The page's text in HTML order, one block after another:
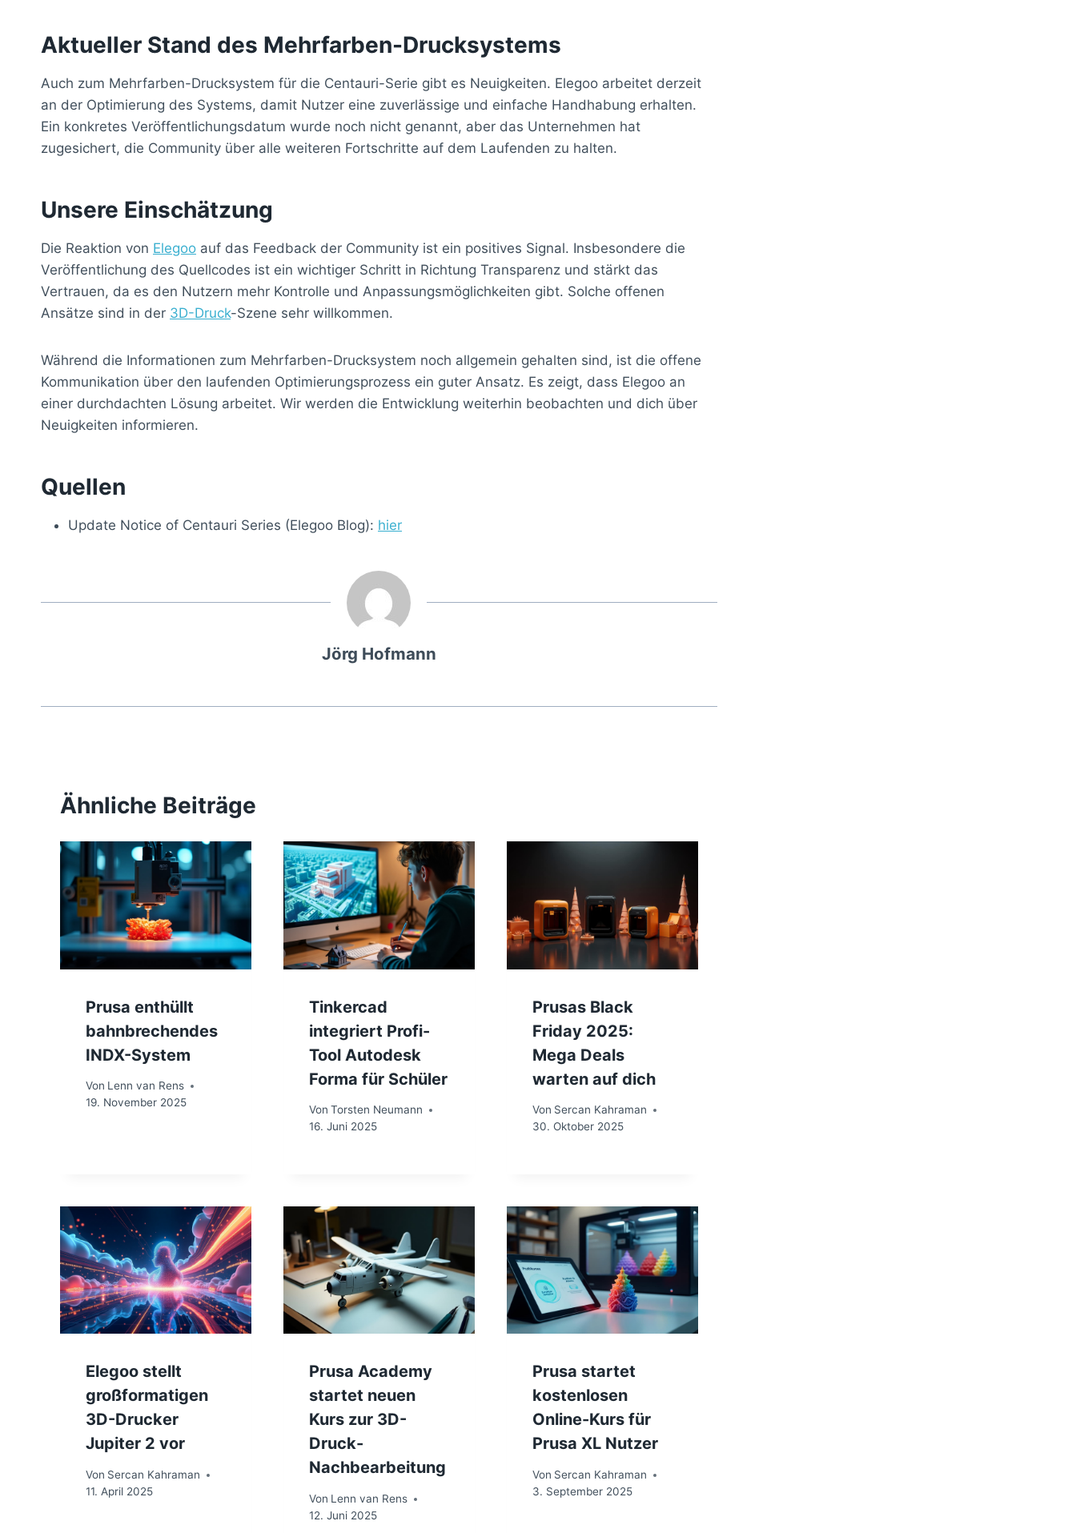
Aktueller Stand des Mehrfarben-Drucksystems
Auch zum Mehrfarben-Drucksystem für die Centauri-Serie gibt es Neuigkeiten. Elegoo arbeitet derzeit
an der Optimierung des Systems, damit Nutzer eine zuverlässige und einfache Handhabung erhalten.
Ein konkretes Veröffentlichungsdatum wurde noch nicht genannt, aber das Unternehmen hat
zugesichert, die Community über alle weiteren Fortschritte auf dem Laufenden zu halten.
Unsere Einschätzung
Die Reaktion von Elegoo auf das Feedback der Community ist ein positives Signal. Insbesondere die
Veröffentlichung des Quellcodes ist ein wichtiger Schritt in Richtung Transparenz und stärkt das
Vertrauen, da es den Nutzern mehr Kontrolle und Anpassungsmöglichkeiten gibt. Solche offenen
Ansätze sind in der 3D-Druck-Szene sehr willkommen.
Während die Informationen zum Mehrfarben-Drucksystem noch allgemein gehalten sind, ist die offene
Kommunikation über den laufenden Optimierungsprozess ein guter Ansatz. Es zeigt, dass Elegoo an
einer durchdachten Lösung arbeitet. Wir werden die Entwicklung weiterhin beobachten und dich über
Neuigkeiten informieren.
Quellen
Update Notice of Centauri Series (Elegoo Blog): hier
Jörg Hofmann
Ähnliche Beiträge
Prusa enthüllt
bahnbrechendes
INDX-System
Von Lenn van Rens
19. November 2025
Tinkercad
integriert Profi-
Tool Autodesk
Forma für Schüler
Von Torsten Neumann
16. Juni 2025
Prusas Black
Friday 2025:
Mega Deals
warten auf dich
Von Sercan Kahraman
30. Oktober 2025
Elegoo stellt
großformatigen
3D-Drucker
Jupiter 2 vor
Von Sercan Kahraman
11. April 2025
Prusa Academy
startet neuen
Kurs zur 3D-
Druck-
Nachbearbeitung
Von Lenn van Rens
12. Juni 2025
Prusa startet
kostenlosen
Online-Kurs für
Prusa XL Nutzer
Von Sercan Kahraman
3. September 2025